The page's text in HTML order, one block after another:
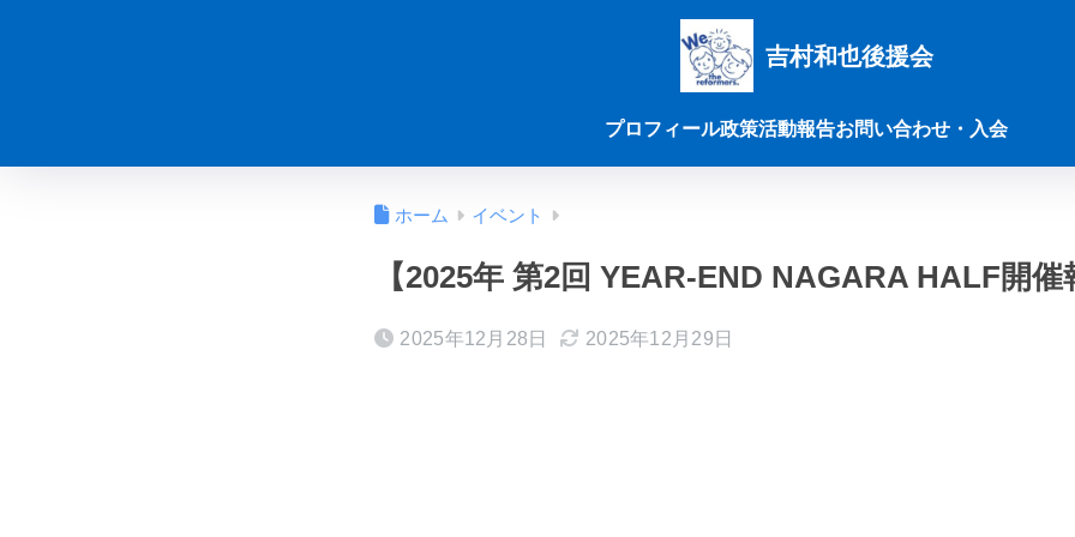
吉村和也後援会
プロフィール政策活動報告お問い合わせ・入会
ホーム イベント
【2025年 第2回 YEAR-END NAGARA HALF開催
2025年12月28日 2025年12月29日